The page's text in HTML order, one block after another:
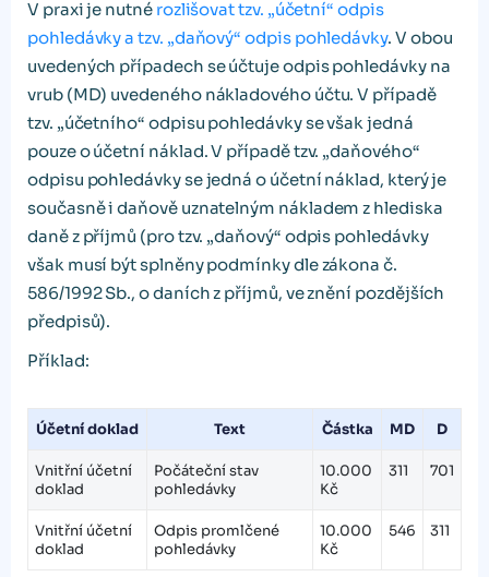
V praxi je nutné rozlišovat tzv. „účetní“ odpis
pohledávky a tzv. „daňový“ odpis pohledávky. V obou
uvedených případech se účtuje odpis pohledávky na
vrub (MD) uvedeného nákladového účtu. V případě
tzv. „účetního“ odpisu pohledávky se však jedná
pouze o účetní náklad. V případě tzv. „daňového“
odpisu pohledávky se jedná o účetní náklad, který je
současně i daňově uznatelným nákladem z hlediska
daně z příjmů (pro tzv. „daňový“ odpis pohledávky
však musí být splněny podmínky dle zákona č.
586/1992 Sb., o daních z příjmů, ve znění pozdějších
předpisů).
Příklad:
Účetní doklad Text Částka MD D
Vnitřní účetní
doklad
Počáteční stav
pohledávky
10.000
Kč
311 701
Vnitřní účetní
doklad
Odpis promlčené
pohledávky
10.000
Kč
546 311